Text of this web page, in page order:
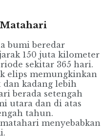
bumi beredar
150 juta kilometer
sekitar 365 hari.
elips memungkinkan
kadang lebih
berada setengah
utara dan di atas
tahun.
menyebabkan